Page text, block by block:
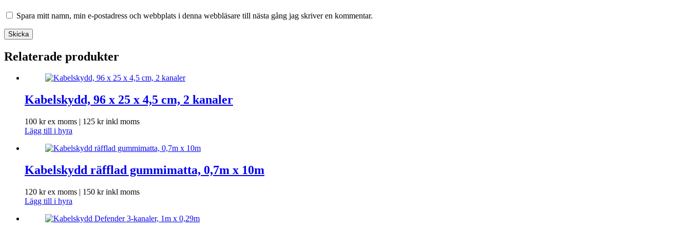
Spara mitt namn, min e-postadress och webbplats i denna webbläsare till nästa gång jag skriver en kommentar.
Skicka
Relaterade produkter
Kabelskydd, 96 x 25 x 4,5 cm, 2 kanaler
100 krex moms | 125 krinkl moms
Lägg till i hyra
Kabelskydd räfflad gummimatta, 0,7m x 10m
120 krex moms | 150 krinkl moms
Lägg till i hyra